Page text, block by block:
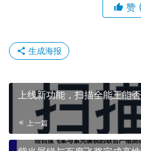
赞
生成海报
上线新功能，扫描全能王能
上一篇